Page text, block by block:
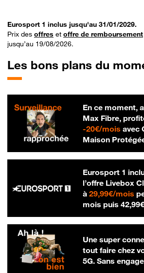
Eurosport 1 inclus jusqu'au 31/01/2029.
Prix des offres et offre de remboursement
jusqu’au 19/08/2026.
Les bons plans du
En ce moment,
Max Fibre,
-20€/mois20 €
avec
Maison
Eurosport 1
l’offre Livebox
à 29,99€/mois
mois puis
Une super
tout faire chez
5G. Sans